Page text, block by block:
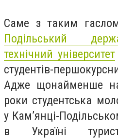
Саме з таким
Подільський
технічний університет
студентів-
Адже щонайменше
роки студентська
у Кам’янці-
в Україні